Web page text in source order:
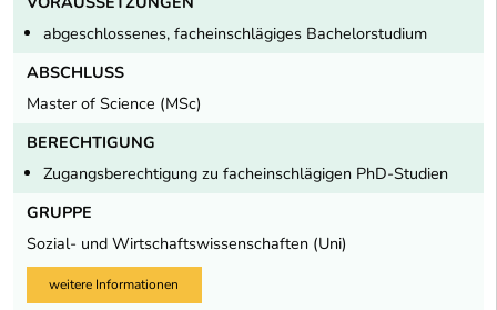
abgeschlossenes, facheinschlägiges Bachelorstudium
ABSCHLUSS
Master of Science (MSc)
BERECHTIGUNG
Zugangsberechtigung zu facheinschlägigen PhD-Studien
GRUPPE
Sozial- und Wirtschaftswissenschaften (Uni)
weitere Informationen